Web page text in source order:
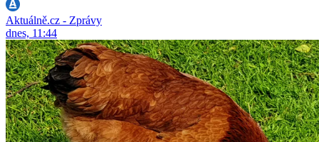
Aktuálně.cz - Zprávy
dnes, 11:44